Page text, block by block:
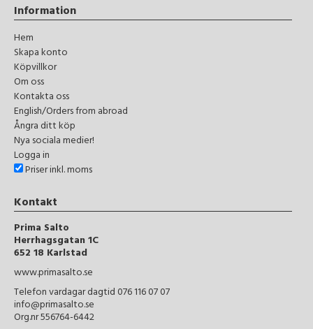
Information
Hem
Skapa konto
Köpvillkor
Om oss
Kontakta oss
English/Orders from abroad
Ångra ditt köp
Nya sociala medier!
Logga in
Priser inkl. moms
Kontakt
Prima Salto
Herrhagsgatan 1C
652 18 Karlstad
www.primasalto.se
Telefon vardagar dagtid 076 116 07 07
info@primasalto.se
Org.nr 556764-6442